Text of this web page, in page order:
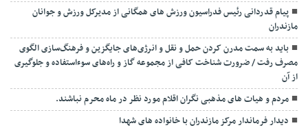
پیام قدردانی رئیس فدراسیون ورزش های همگانی از مدیرکل ورزش و جوانان
مازندران
باید به سمت مدرن کردن حمل و نقل و انرژی‌های جایگزین و فرهنگ‌سازی الگوی
مصرف رفت / ضرورت شناخت کافی از مجموعه گاز و راه‌های سوءاستفاده و جلوگیری
از آن
مردم و هیات های مذهبی نگران اقلام مورد نظر در ماه محرم نباشند.
دیدار فرماندار مرکز مازندران با خانواده های شهدا